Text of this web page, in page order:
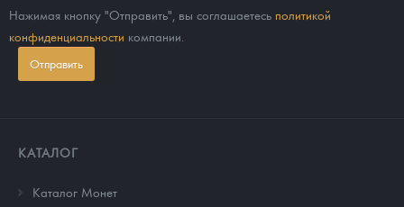
Нажимая кнопку "Отправить", вы соглашаетесь политикой
конфиденциальности компании.
Отправить
КАТАЛОГ
Каталог Монет